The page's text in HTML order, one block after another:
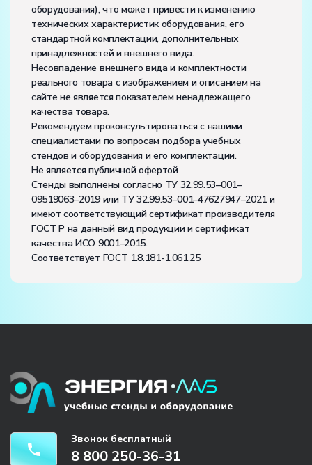
оборудования), что может привести к изменению
технических характеристик оборудования, его
стандартной комплектации, дополнительных
принадлежностей и внешнего вида.
Несовпадение внешнего вида и комплектности
реального товара с изображением и описанием на
сайте не является показателем ненадлежащего
качества товара.
Рекомендуем проконсультироваться с нашими
специалистами по вопросам подбора учебных
стендов и оборудования и его комплектации.
Не является публичной офертой
Стенды выполнены согласно ТУ 32.99.53–001–
09519063–2019 или ТУ 32.99.53–001–47627947–2021 и
имеют соответствующий сертификат производителя
ГОСТ Р на данный вид продукции и сертификат
качества ИСО 9001–2015.
Соответствует ГОСТ 1.8.181-1.061.25
Звонок бесплатный
8 800 250-36-31